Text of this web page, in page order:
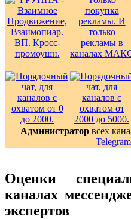
Администратор всех
Telegram
Оценки
каналах
экспертов